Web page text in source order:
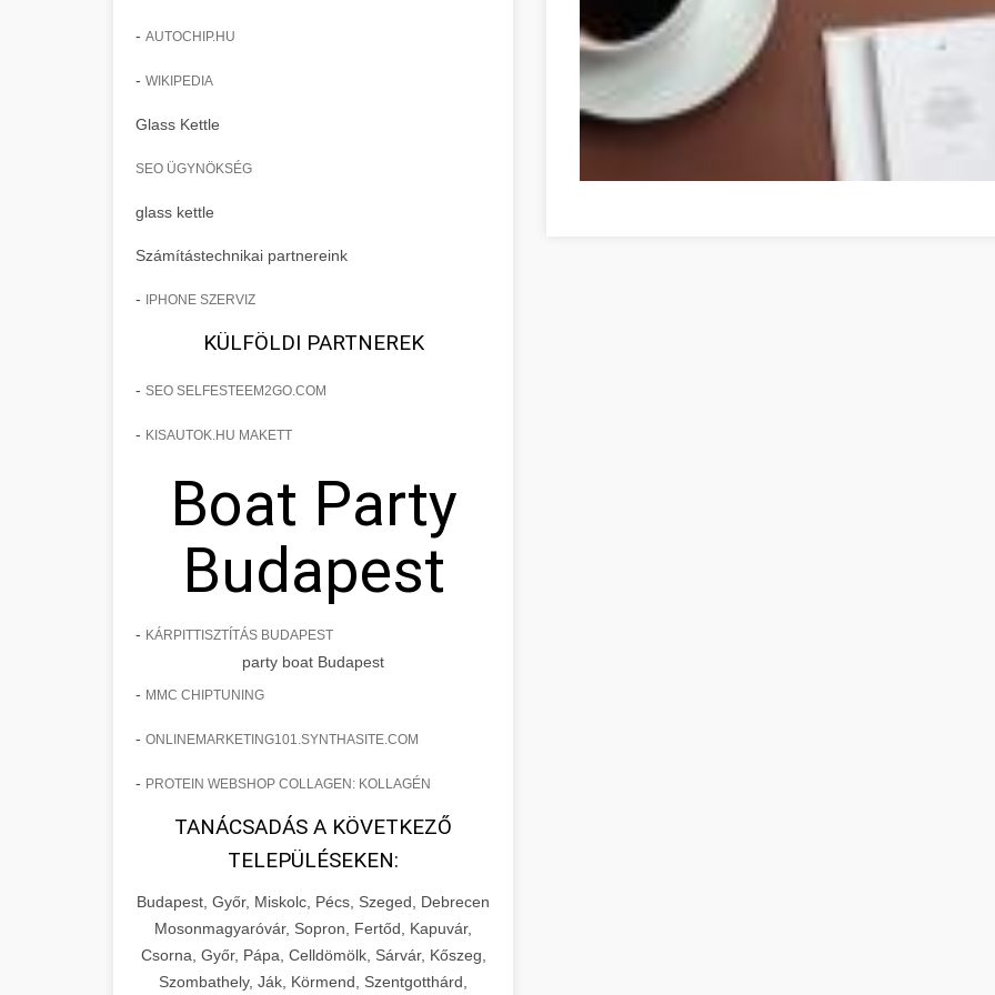
- AUTOCHIP.HU
- WIKIPEDIA
Glass Kettle
SEO ÜGYNÖKSÉG
glass kettle
Számítástechnikai partnereink
- IPHONE SZERVIZ
KÜLFÖLDI PARTNEREK
- SEO SELFESTEEM2GO.COM
- KISAUTOK.HU MAKETT
Boat Party
Budapest
- KÁRPITTISZTÍTÁS BUDAPEST
party boat Budapest
- MMC CHIPTUNING
- ONLINEMARKETING101.SYNTHASITE.COM
- PROTEIN WEBSHOP COLLAGEN: KOLLAGÉN
TANÁCSADÁS A KÖVETKEZŐ
TELEPÜLÉSEKEN:
Budapest, Győr, Miskolc, Pécs, Szeged, Debrecen
Mosonmagyaróvár, Sopron, Fertőd, Kapuvár,
Csorna, Győr, Pápa, Celldömölk, Sárvár, Kőszeg,
Szombathely, Ják, Körmend, Szentgotthárd,